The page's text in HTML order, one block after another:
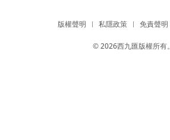
版權聲明 私隱政策 免責聲明
© 2026西九匯版權所有。